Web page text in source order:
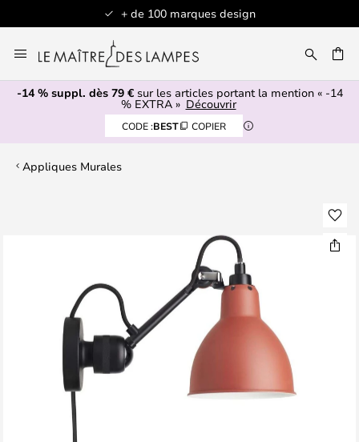
+ de 100 marques design
au
contenu
-14 % suppl. dès 79 €sur les articles portant la mention « -14
% EXTRA » Découvrir
CODE :BEST COPIER
Appliques Murales